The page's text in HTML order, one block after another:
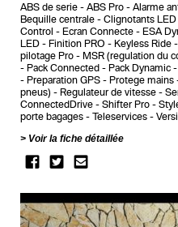
ABS de serie ABS Pro Alarme
Bequille centrale
Clignotants LED
Control
Ecran Connecte ESA
LED
Finition PRO Keyless Ride
pilotage Pro
MSR (regulation du
Pack Connected
Pack Dynamic
Preparation GPS
Protege mains
pneus)
Regulateur de vitesse
ConnectedDrive
Shifter Pro
porte bagages
Teleservices
Voir la fiche détaillée